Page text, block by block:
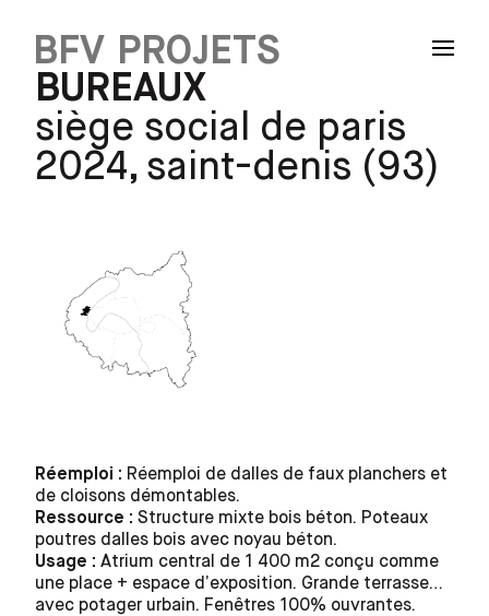
BFV PROJETS
BUREAUX
siège social de paris
2024, saint-denis (93)
Réemploi : Réemploi de dalles de faux planchers et
de cloisons démontables.
Ressource :Structure mixte bois béton. Poteaux
poutres dalles bois avec noyau béton.
Usage : Atrium central de 1 400 m2 conçu comme
une place + espace d’exposition. Grande terrasse
avec potager urbain. Fenêtres 100% ouvrantes.